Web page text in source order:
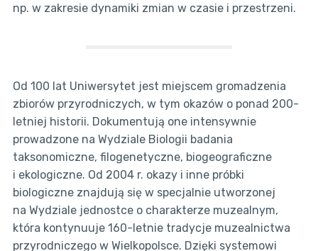
np. w zakresie dynamiki zmian w czasie i przestrzeni.
Od 100 lat Uniwersytet jest miejscem gromadzenia
zbiorów przyrodniczych, w tym okazów o ponad 200-
letniej historii. Dokumentują one intensywnie
prowadzone na Wydziale Biologii badania
taksonomiczne, filogenetyczne, biogeograficzne
i ekologiczne. Od 2004 r. okazy i inne próbki
biologiczne znajdują się w specjalnie utworzonej
na Wydziale jednostce o charakterze muzealnym,
która kontynuuje 160-letnie tradycje muzealnictwa
przyrodniczego w Wielkopolsce. Dzięki systemowi